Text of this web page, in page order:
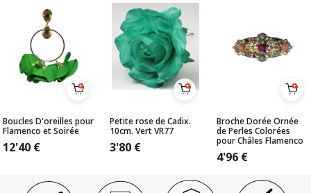
Boucles D'oreilles pour
Flamenco et Soirée
12'40 €
Petite rose de Cadix.
10cm. Vert VR77
3'80 €
Broche Dorée Ornée
de Perles Colorées
pour Châles Flamenco
4'96 €